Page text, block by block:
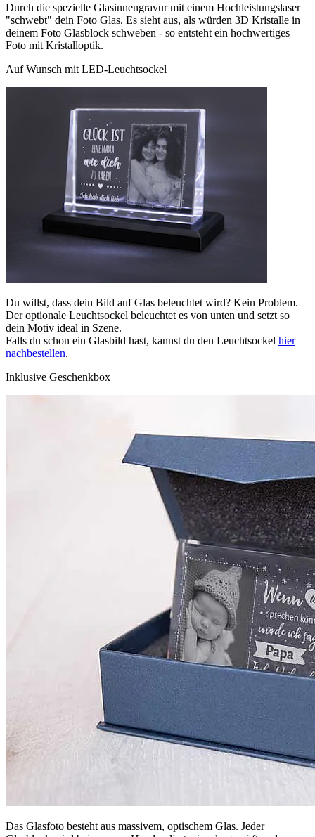
Durch die spezielle Glasinnengravur mit einem Hochleistungslaser
"schwebt" dein Foto Glas. Es sieht aus, als würden 3D Kristalle in
deinem Foto Glasblock schweben - so entsteht ein hochwertiges
Foto mit Kristalloptik.
Auf Wunsch mit LED-Leuchtsockel
Du willst, dass dein Bild auf Glas beleuchtet wird? Kein Problem.
Der optionale Leuchtsockel beleuchtet es von unten und setzt so
dein Motiv ideal in Szene.
Falls du schon ein Glasbild hast, kannst du den Leuchtsockel hier
nachbestellen.
Inklusive Geschenkbox
Das Glasfoto besteht aus massivem, optischem Glas. Jeder